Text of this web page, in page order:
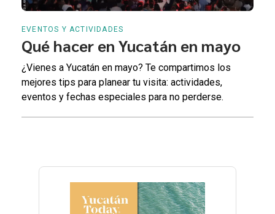
EVENTOS Y ACTIVIDADES
Qué hacer en Yucatán en mayo
¿Vienes a Yucatán en mayo? Te compartimos los
mejores tips para planear tu visita: actividades,
eventos y fechas especiales para no perderse.